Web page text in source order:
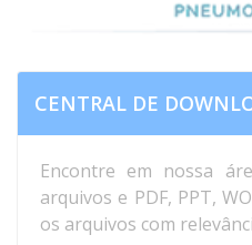
CENTRAL DE
Encontre em nossa
arquivos e PDF, PPT,
os arquivos com